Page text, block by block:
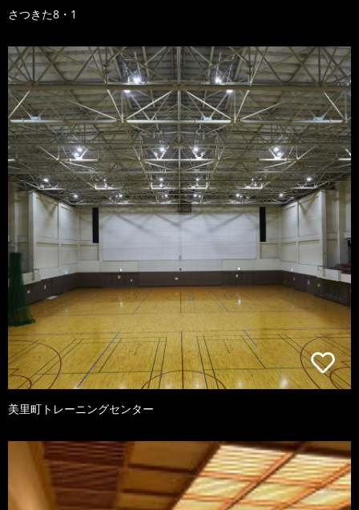
さつきた8・1
美里町トレーニングセンター